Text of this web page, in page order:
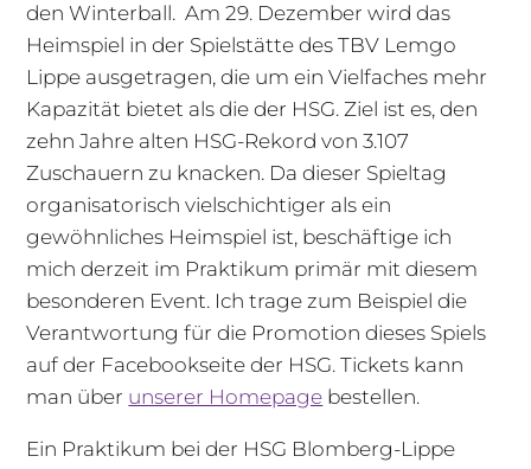
den Winterball. Am 29. Dezember wird das
Heimspiel in der Spielstätte des TBV Lemgo
Lippe ausgetragen, die um ein Vielfaches mehr
Kapazität bietet als die der HSG. Ziel ist es, den
zehn Jahre alten HSG-Rekord von 3.107
Zuschauern zu knacken. Da dieser Spieltag
organisatorisch vielschichtiger als ein
gewöhnliches Heimspiel ist, beschäftige ich
mich derzeit im Praktikum primär mit diesem
besonderen Event. Ich trage zum Beispiel die
Verantwortung für die Promotion dieses Spiels
auf der Facebookseite der HSG. Tickets kann
man über unserer Homepage bestellen.
Ein Praktikum bei der HSG Blomberg-Lippe